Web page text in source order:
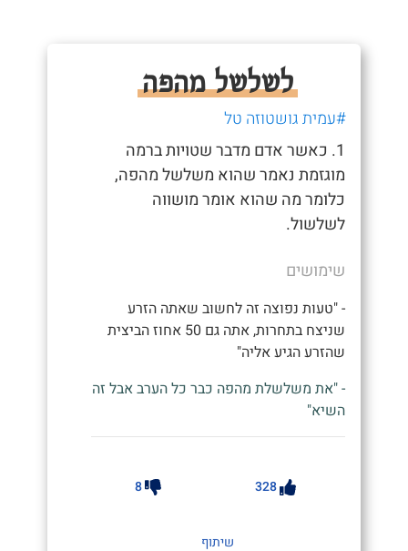
לשלשל מהפה
#עמית גושטוזה טל
1. כאשר אדם מדבר שטויות ברמה
מוגזמת נאמר שהוא משלשל מהפה,
כלומר מה שהוא אומר מושווה
לשלשול.
שימושים
- "טעות נפוצה זה לחשוב שאתה הזרע
שניצח בתחרות, אתה גם 50 אחוז הביצית
שהזרע הגיע אליה"
- "את משלשלת מהפה כבר כל הערב אבל זה
השיא"
328
8
שיתוף